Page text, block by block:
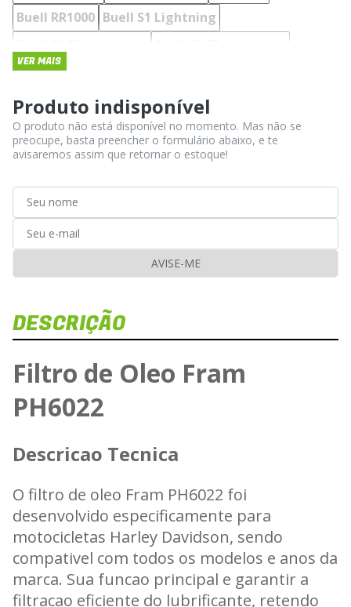
Buell RR1000 Buell S1 Lightning
Buell X1 Lightning
Harley Davidson Deluxe
Harley Davidson Fat Bob
Harley Davidson Fat Boy
Harley Davidson Low Rider
Harley Davidson Street Glide
VER MAIS
Produto indisponível
O produto não está disponível no momento. Mas não se
preocupe, basta preencher o formulário abaixo, e te
avisaremos assim que retornar o estoque!
AVISE-ME
Veja
DESCRIÇÃO
Filtro de Oleo Fram
PH6022
Descricao Tecnica
O filtro de oleo Fram PH6022 foi
desenvolvido especificamente para
motocicletas Harley Davidson, sendo
compativel com todos os modelos e anos da
marca. Sua funcao principal e garantir a
filtracao eficiente do lubrificante, retendo